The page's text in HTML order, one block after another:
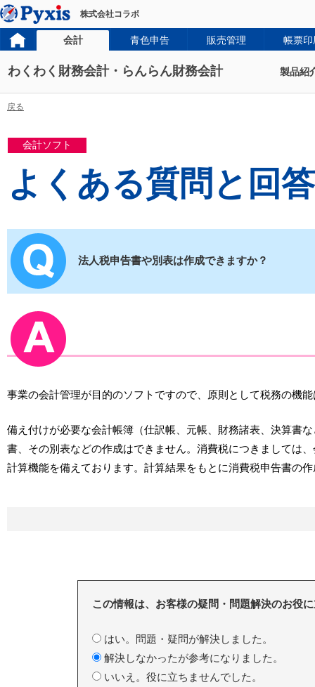
株式会社コラボ
会計 青色申告 販売管理 帳票印
わくわく財務会計・らんらん財務会計 製品紹
戻る
会計ソフト
よくある質問と回答
法人税申告書や別表は作成できますか？
事業の会計管理が目的のソフトですので、原則として税務の機
備え付けが必要な会計帳簿（仕訳帳、元帳、財務諸表、決算書
書、その別表などの作成はできません。消費税につきましては
計算機能を備えております。計算結果をもとに消費税申告書の
この情報は、お客様の疑問・問題解決のお役
はい。問題・疑問が解決しました。
解決しなかったが参考になりました。
いいえ。役に立ちませんでした。